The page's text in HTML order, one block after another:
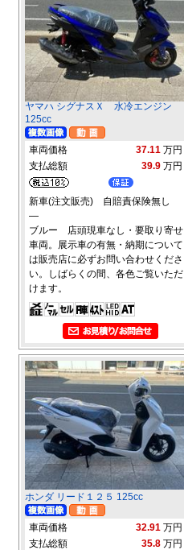
ヤマハ シグナスＸ 水冷エンジン
125cc
車両価格 37.11 万円
支払総額
39.9 万円
新車(注文販売) 自賠責保険無し
―
ブルー 店頭現車なし・要取り寄せ
車両。展示車の有無・納期について
は販売店に必ずお問い合わせくださ
い。しばらくの間、各色ご覧いただ
けます。
ホンダ リード１２５ 125cc
車両価格 32.91 万円
支払総額
35.8 万円